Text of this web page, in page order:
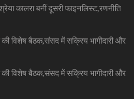
कालरा बनीं दूसरी फाइनलिस्ट,रणनीति
की विशेष बैठक,संसद में सक्रिय भागीदारी और
की विशेष बैठक,संसद में सक्रिय भागीदारी और